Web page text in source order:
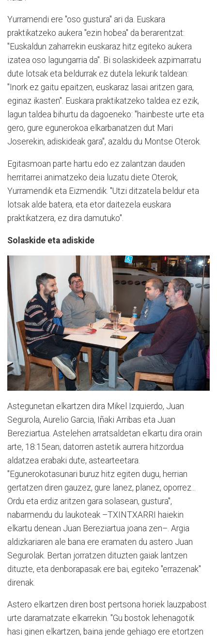
Yurramendi ere "oso gustura" ari da. Euskara
praktikatzeko aukera "ezin hobea" da berarentzat:
"Euskaldun zaharrekin euskaraz hitz egiteko aukera
izatea oso lagungarria da". Bi solaskideek azpimarratu
dute lotsak eta beldurrak ez dutela lekurik taldean:
"Inork ez gaitu epaitzen, euskaraz lasai aritzen gara,
eginaz ikasten". Euskara praktikatzeko taldea ez ezik,
lagun taldea bihurtu da dagoeneko: "hainbeste urte eta
gero, gure egunerokoa elkarbanatzen dut Mari
Joserekin, adiskideak gara", azaldu du Montse Oterok.
Egitasmoan parte hartu edo ez zalantzan dauden
herritarrei animatzeko deia luzatu diete Oterok,
Yurramendik eta Eizmendik. "Utzi ditzatela beldur eta
lotsak alde batera, eta etor daitezela euskara
praktikatzera, ez dira damutuko".
Solaskide eta adiskide
Astegunetan elkartzen dira Mikel Izquierdo, Juan
Segurola, Aurelio Garcia, Iñaki Arribas eta Juan
Bereziartua. Astelehen arratsaldetan elkartu dira orain
arte, 18:15ean; datorren astetik aurrera hitzordua
aldatzea erabaki dute, astearteetara.
"Egunerokotasunari buruz hitz egiten dugu, herrian
gertatzen diren gauzez, gure lanez, planez, oporrez...
Ordu eta erdiz aritzen gara solasean, gustura",
nabarmendu du laukoteak –TXINTXARRI haiekin
elkartu denean Juan Bereziartua joana zen–. Argia
aldizkariaren ale bana ere eramaten du astero Juan
Segurolak. Bertan jorratzen dituzten gaiak lantzen
dituzte, eta denborapasak ere bai, egiteko "errazenak"
direnak.
Astero elkartzen diren bost pertsona horiek lauzpabost
urte daramatzate elkarrekin. "Gu bostok lehenagotik
hasi ginen elkartzen, baina jende gehiago ere etortzen